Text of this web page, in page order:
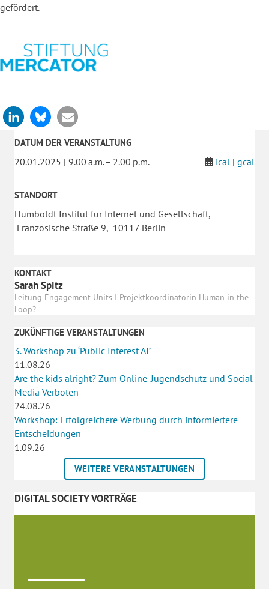
gefördert.
DATUM DER VERANSTALTUNG
20.01.2025 | 9.00 a.m. – 2.00 p.m. ical | gcal
STANDORT
Humboldt Institut für Internet und Gesellschaft,
Französische Straße 9, 10117 Berlin
KONTAKT
Sarah Spitz
Leitung Engagement Units I Projektkoordinatorin Human in the
Loop?
ZUKÜNFTIGE VERANSTALTUNGEN
3. Workshop zu ‘Public Interest AI’
11.08.26
Are the kids alright? Zum Online-Jugendschutz und Social
Media Verboten
24.08.26
Workshop: Erfolgreichere Werbung durch informiertere
Entscheidungen
1.09.26
WEITERE VERANSTALTUNGEN
DIGITAL SOCIETY VORTRÄGE